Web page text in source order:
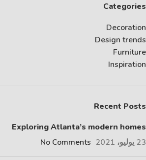
Categories
Decoration
Design trends
Furniture
Inspiration
Recent Posts
Exploring Atlanta’s modern homes
23 يوليو، 2021
No Comments